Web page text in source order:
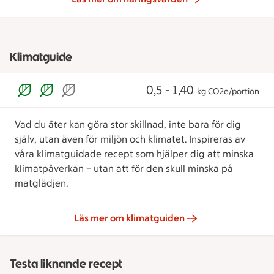
Klimatguide
0,5 - 1,40 kg CO2e/portion
Vad du äter kan göra stor skillnad, inte bara för dig
själv, utan även för miljön och klimatet. Inspireras av
våra klimatguidade recept som hjälper dig att minska
klimatpåverkan – utan att för den skull minska på
matglädjen.
Läs mer om klimatguiden
Testa liknande recept